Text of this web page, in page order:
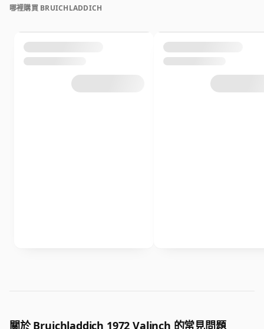
哪裡購買 BRUICHLADDICH
關於 Bruichladdich 1972 Valinch 的常見問題